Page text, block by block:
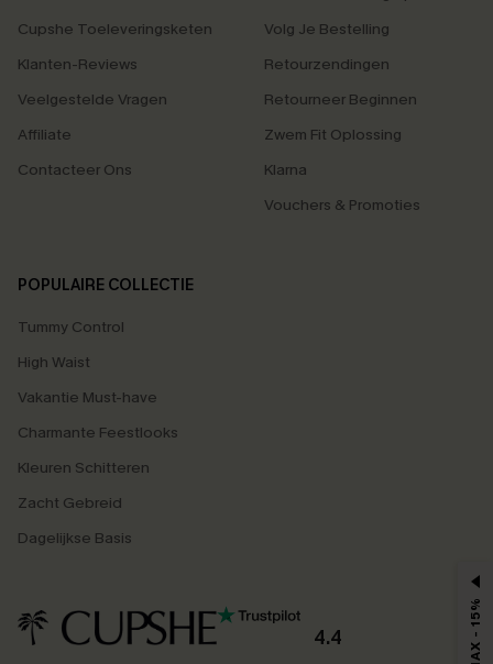
Cupshe Toeleveringsketen
Klanten-Reviews
Veelgestelde Vragen
Affiliate
Contacteer Ons
Volg Je Bestelling
Retourzendingen
Retourneer Beginnen
Zwem Fit Oplossing
Klarna
Vouchers & Promoties
POPULAIRE COLLECTIE
Tummy Control
High Waist
Vakantie Must-have
Charmante Feestlooks
Kleuren Schitteren
Zacht Gebreid
Dagelijkse Basis
4.4 MAX - 15%